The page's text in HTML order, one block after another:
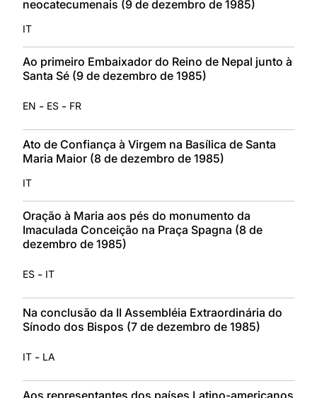
neocatecumenais (9 de dezembro de 1985)
IT
Ao primeiro Embaixador do Reino de Nepal junto à
Santa Sé (9 de dezembro de 1985)
EN - ES - FR
Ato de Confiança à Virgem na Basílica de Santa
Maria Maior (8 de dezembro de 1985)
IT
Oração à Maria aos pés do monumento da
Imaculada Conceição na Praça Spagna (8 de
dezembro de 1985)
ES - IT
Na conclusão da II Assembléia Extraordinária do
Sínodo dos Bispos (7 de dezembro de 1985)
IT - LA
Aos representantes dos países Latino-americanos